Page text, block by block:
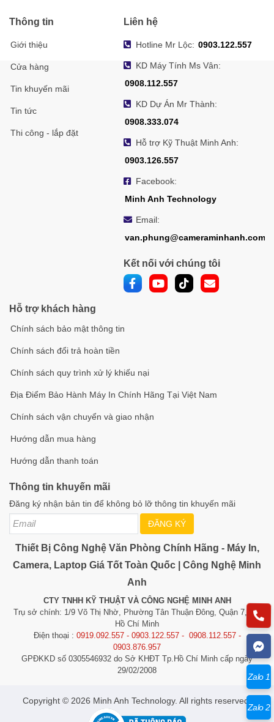
Thông tin
Giới thiệu
Cửa hàng
Tin khuyến mãi
Tin tức
Thi công - lắp đặt
Liên hệ
Hotline Mr Lộc: 0903.122.557
KD Máy Tính Ms Vân:
0908.112.557
KD Dự Án Mr Thành:
0908.333.074
Hỗ trợ Kỹ Thuật Minh Anh:
0903.126.557
Facebook:
Minh Anh Technology
Email:
van.phung@cameraminhanh.com
Kết nối với chúng tôi
Hỗ trợ khách hàng
Chính sách bảo mật thông tin
Chính sách đổi trả hoàn tiền
Chính sách quy trình xử lý khiếu nại
Địa Điểm Bảo Hành Máy In Chính Hãng Tại Việt Nam
Chính sách vận chuyển và giao nhận
Hướng dẫn mua hàng
Hướng dẫn thanh toán
Thông tin khuyến mãi
Đăng ký nhận bản tin để không bỏ lỡ thông tin khuyến mãi
ĐĂNG KÝ
Thiết Bị Công Nghệ Văn Phòng Chính Hãng - Máy In,
Camera, Laptop Giá Tốt Toàn Quốc | Công Nghệ Minh
Anh
CTY TNHH KỸ THUẬT VÀ CÔNG NGHỆ MINH ANH
Trụ sở chính: 1/9 Võ Thị Nhờ, Phường Tân Thuận Đông, Quận 7, TP.
Hồ Chí Minh
Điện thoại : 0919.092.557 - 0903.122.557 - 0908.112.557 -
0903.876.957
GPĐKKD số 0305546932 do Sở KHĐT Tp.Hồ Chí Minh cấp ngày
29/02/2008
​​​​​​Copyright © 2026 Minh Anh Technology. All rights reserved.
Zalo 1
Zalo 2